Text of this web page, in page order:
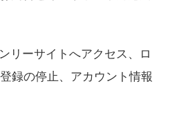
リーサイトへアクセス、ロ
録の停止、アカウント情報